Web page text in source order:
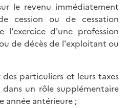
le revenu immédiatement
cession ou de cessation
l'exercice d'une profession
de décès de l'exploitant ou
particuliers et leurs taxes
dans un rôle supplémentaire
année antérieure ;